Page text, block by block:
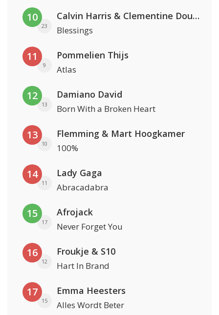
10
23
Calvin Harris & Clementine Douglas
Blessings
11
9
Pommelien Thijs
Atlas
12
13
Damiano David
Born With a Broken Heart
13
10
Flemming & Mart Hoogkamer
100%
14
11
Lady Gaga
Abracadabra
15
17
Afrojack
Never Forget You
16
12
Froukje & S10
Hart In Brand
17
15
Emma Heesters
Alles Wordt Beter